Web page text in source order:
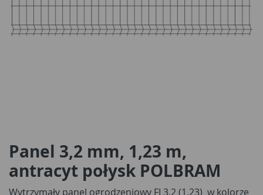
Panel 3,2 mm, 1,23 m,
antracyt połysk POLBRAM
Wytrzymały panel ogrodzeniowy FI 3,2 (1,23) w kolorze